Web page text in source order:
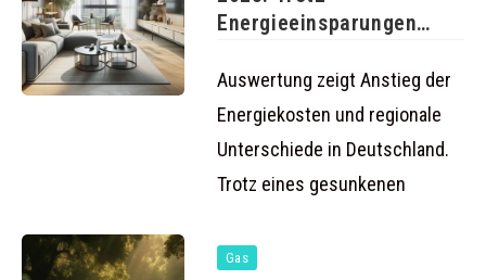
Energieeinsparungen
Nachzahlungen für
Haushalte
Auswertung zeigt Anstieg der
Energiekosten und regionale
Unterschiede in Deutschland.
Trotz eines gesunkenen
Gas